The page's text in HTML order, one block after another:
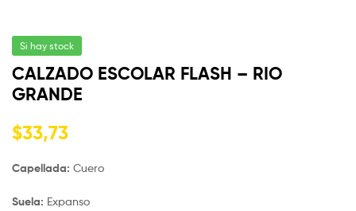
Si hay stock
CALZADO ESCOLAR FLASH – RIO
GRANDE
$33,73
Capellada: Cuero
Suela: Expanso